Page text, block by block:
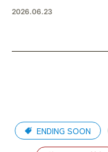
2026.06.23
ENDING SOON